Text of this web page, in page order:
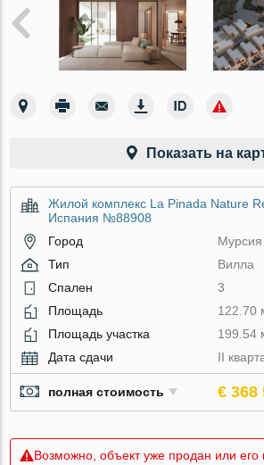
Показать на
Жилой комплекс La Pinada Nature
Испания №88908
Город
Мурсия
Тип
Вилла
Спален
3
Площадь
122.70
Площадь участка
199.54
Дата сдачи
II
полная стоимость € 368
Возможно, объект уже продан или его